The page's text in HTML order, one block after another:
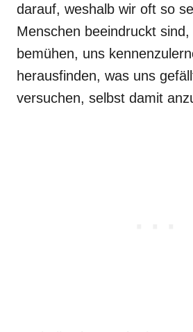
darauf, weshalb wir oft so
Menschen beeindruckt sind,
bemühen, uns
herausfinden, was uns
versuchen, selbst damit